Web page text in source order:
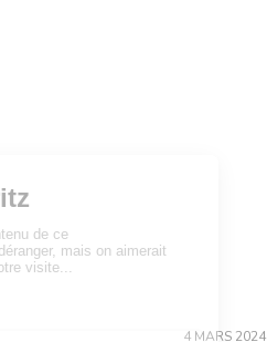
4 MARS 2024